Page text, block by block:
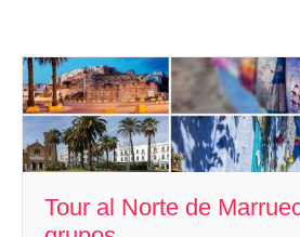
Tour al Norte de